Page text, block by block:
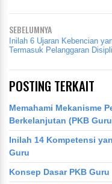
SEBELUMNYA
Inilah 6 Ujaran Kebencian
Termasuk Pelanggaran
POSTING TERKAIT
Memahami Mekanisme
Berkelanjutan (PKB
Inilah 14 Kompetensi
Guru
Konsep Dasar PKB Guru